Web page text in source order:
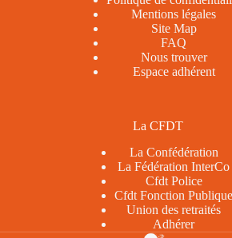
Mentions légales
Site Map
FAQ
Nous trouver
Espace adhérent
La CFDT
La Confédération
La Fédération InterCo
Cfdt Police
Cfdt Fonction Publique
Union des retraités
Adhérer